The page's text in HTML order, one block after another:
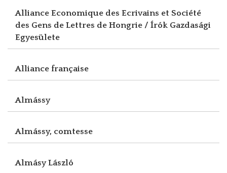
Alliance Economique des Ecrivains et Société
des Gens de Lettres de Hongrie / Írók Gazdasági
Egyesülete
Alliance française
Almássy
Almássy, comtesse
Almásy László